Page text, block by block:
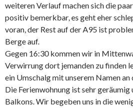
weiteren Verlauf machen sich die
positiv bemerkbar, es geht eher
voran, der Rest auf der A95 ist
Berge auf.
Gegen 16:30 kommen wir in
Verwirrung dort jemanden zu finden
ein Umschalg mit unserem Namen an
Die Ferienwohnung ist sehr
Balkons. Wir begeben uns in die